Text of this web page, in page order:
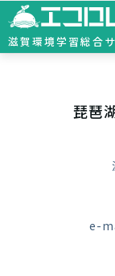
滋賀環境学習総合サ
琵琶
e-